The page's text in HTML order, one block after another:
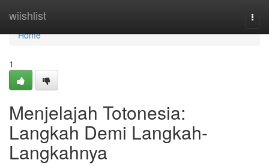
wiishlist
Home
Home
1
Menjelajah Totonesia:
Langkah Demi Langkah-
Langkahnya